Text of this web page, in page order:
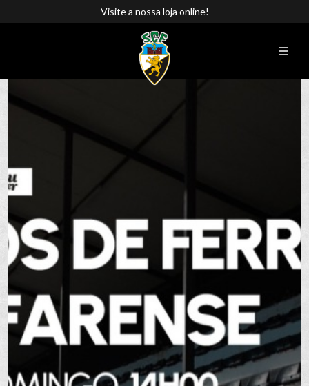
Visite a nossa loja online!